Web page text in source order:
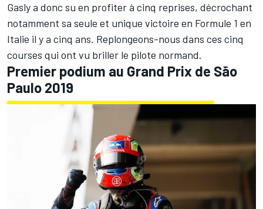
Gasly a donc su en profiter à cinq reprises, décrochant
notamment sa seule et unique victoire en Formule 1 en
Italie il y a cinq ans. Replongeons-nous dans ces cinq
courses qui ont vu briller le pilote normand.
Premier podium au Grand Prix de São
Paulo 2019